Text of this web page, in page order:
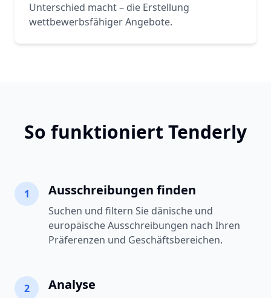
Unterschied macht – die Erstellung
wettbewerbsfähiger Angebote.
So funktioniert Tenderly
1 Ausschreibungen finden
Suchen und filtern Sie dänische und
europäische Ausschreibungen nach Ihren
Präferenzen und Geschäftsbereichen.
2 Analyse